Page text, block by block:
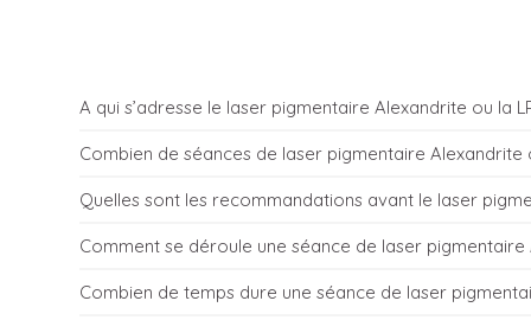
A qui s’adresse le laser pigmentaire Alexandrite ou la
foncées au niveau du visage, ou du corps.
Combien de séances de laser pigmentaire Alexandrite
Quelles sont les recommandations avant le laser
compléments alimentaires « bonne mine » pendant
Comment se déroule une séance de laser pigmentaire
Combien de temps dure une séance de laser